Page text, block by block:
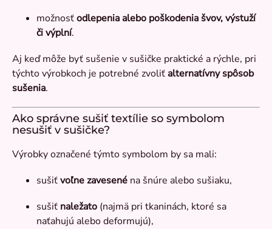
možnosťodlepenia alebo poškodenia švov, výstuží
či výplní.
Aj keď môže byť sušenie v sušičke praktické a rýchle, pri
týchto výrobkoch je potrebné zvoliťalternatívny spôsob
sušenia.
Ako správne sušiť textílie so symbolom
nesušiť v sušičke?
Výrobky označené týmto symbolom by sa mali:
sušiťvoľne zavesené na šnúre alebo sušiaku,
sušiť naležato (najmä pri tkaninách, ktoré sa
naťahujú alebo deformujú),